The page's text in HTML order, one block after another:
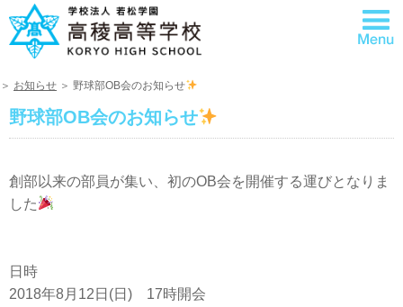
＞ お知らせ ＞ 野球部OB会のお知らせ
野球部OB会のお知らせ
創部以来の部員が集い、初のOB会を開催する運びとなりま
した
日時
2018年8月12日(日) 17時開会